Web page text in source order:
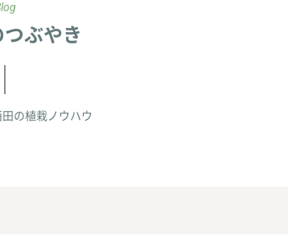
ぶやき
田の植栽ノウハウ